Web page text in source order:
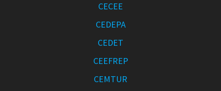
CECEE
CEDEPA
CEDET
CEEFREP
CEMTUR